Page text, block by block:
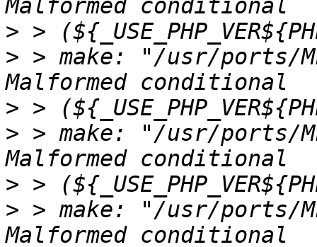
>
> > make: "/usr/ports/
>
> > make: "/usr/ports/
>
> > make: "/usr/ports/